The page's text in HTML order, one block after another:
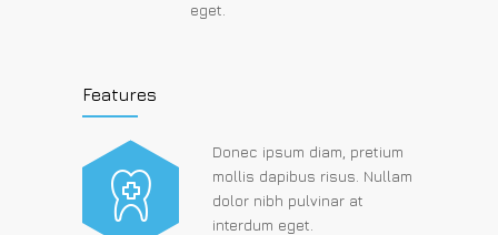
eget.
Features
Donec ipsum diam, pretium
mollis dapibus risus. Nullam
dolor nibh pulvinar at
interdum eget.